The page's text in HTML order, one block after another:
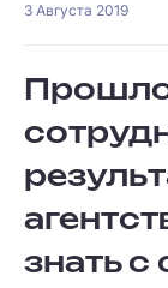
3 Августа 2019
знать